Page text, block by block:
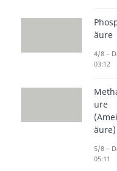
Den
lediglich
nicht
auf
äure
4/8 –
03:12
ure
äure)
5/8 –
05:11